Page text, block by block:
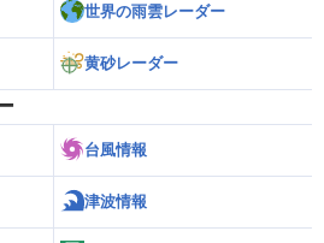
世界の雨雲レーダー
黄砂レーダー
台風情報
津波情報